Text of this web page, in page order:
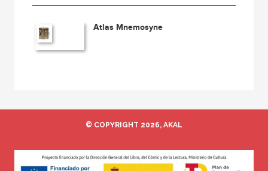
Editor
Editora
Escritor
Prologuista
Traductora
Atlas Mnemosyne
© COPYRIGHT 2026, AKAL